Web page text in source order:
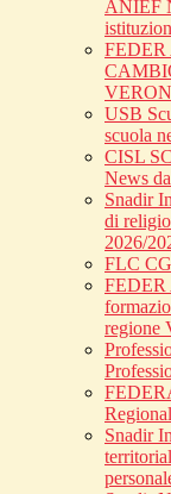
ANIEF
USB
scuola
CISL
News
Snadir
di
2026/
FLC
FEDER
regione
Snadir